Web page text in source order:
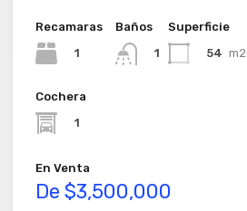
Recamaras
1
Baños
1
Superficie
54 m2
Cochera
1
En Venta
De $3,500,000